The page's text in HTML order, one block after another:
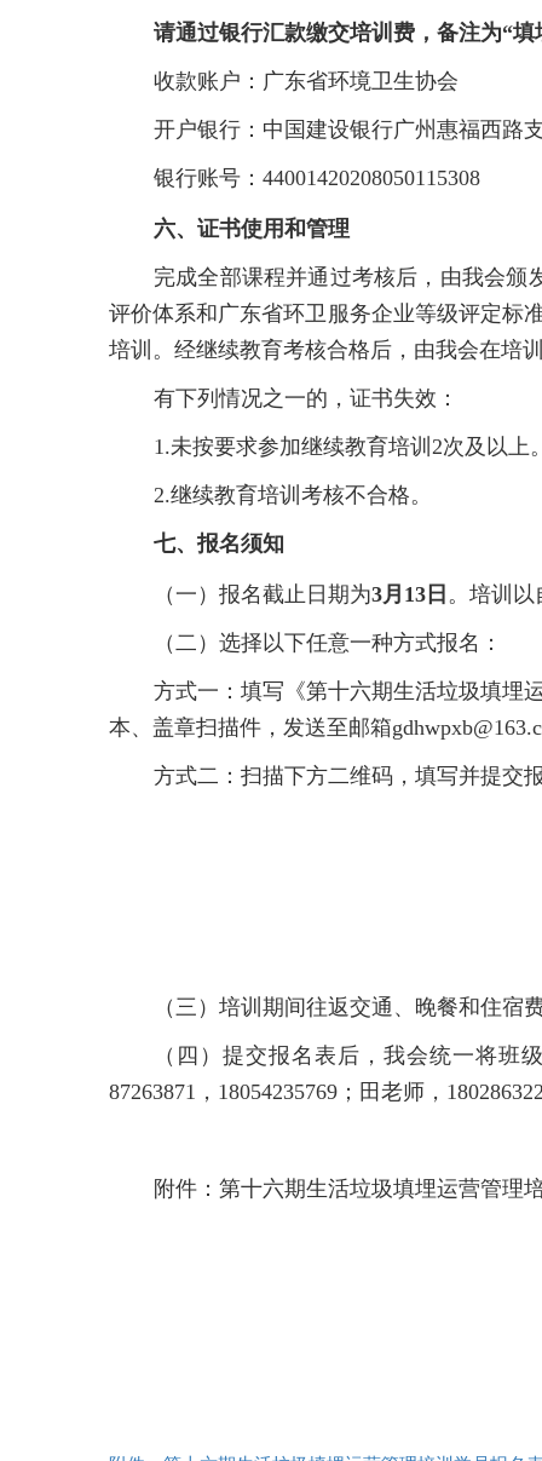
请通过银行汇款缴交培训费，备注为“填
收款账户：广东省环境卫生协会
开户银行：中国建设银行广州惠福西路
银行账号：44001420208050115308
六、证书使用和管理
完成全部课程并通过考核后，由我会颁
评价体系和广东省环卫服务企业等级评定标
培训。经继续教育考核合格后，由我会在培
有下列情况之一的，证书失效：
1.未按要求参加继续教育培训2次及以上
2.继续教育培训考核不合格。
七、报名须知
（一）报名截止日期为3月 13 日 。培训以
（二）选择以下任意一种方式报名：
方式一：填写《第十六期生活垃圾填埋
本、盖章扫描件，发送至邮箱
方式二：扫描下方二维码，填写并提交
（三）培训期间往返交通、晚餐和住
（四）提交报名表后，我会统一将班
87263871，18054235769；田老师，
附件：第十六期生活垃圾填埋运营管理